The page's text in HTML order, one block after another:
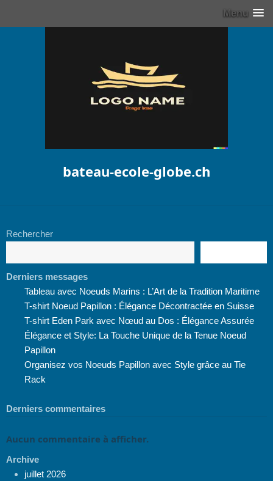
Menu
bateau-ecole-globe.ch
Rechercher
Derniers messages
Tableau avec Noeuds Marins : L’Art de la Tradition Maritime
T-shirt Noeud Papillon : Élégance Décontractée en Suisse
T-shirt Eden Park avec Nœud au Dos : Élégance Assurée
Élégance et Style: La Touche Unique de la Tenue Noeud
Papillon
Organisez vos Noeuds Papillon avec Style grâce au Tie
Rack
Derniers commentaires
Aucun commentaire à afficher.
Archive
juillet 2026